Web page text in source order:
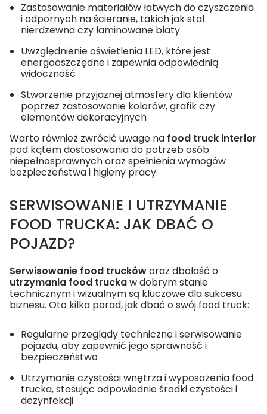
Zastosowanie materiałów łatwych do czyszczenia
i odpornych na ścieranie, takich jak stal
nierdzewna czy laminowane blaty
Uwzględnienie oświetlenia LED, które jest
energooszczędne i zapewnia odpowiednią
widoczność
Stworzenie przyjaznej atmosfery dla klientów
poprzez zastosowanie kolorów, grafik czy
elementów dekoracyjnych
Warto również zwrócić uwagę na food truck interior
pod kątem dostosowania do potrzeb osób
niepełnosprawnych oraz spełnienia wymogów
bezpieczeństwa i higieny pracy.
SERWISOWANIE I UTRZYMANIE
FOOD TRUCKA: JAK DBAĆ O
POJAZD?
Serwisowanie food truckóworaz dbałość o
utrzymania food truckaw dobrym stanie
technicznym i wizualnym są kluczowe dla sukcesu
biznesu. Oto kilka porad, jak dbać o swój food truck:
Regularne przeglądy techniczne i serwisowanie
pojazdu, aby zapewnić jego sprawność i
bezpieczeństwo
Utrzymanie czystości wnętrza i wyposażenia food
trucka, stosując odpowiednie środki czystości i
dezynfekcji